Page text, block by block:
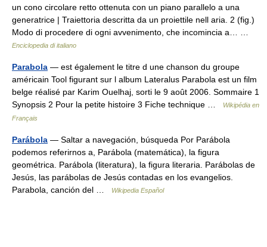
un cono circolare retto ottenuta con un piano parallelo a una
generatrice | Traiettoria descritta da un proiettile nell aria. 2 (fig.)
Modo di procedere di ogni avvenimento, che incomincia a… …
Enciclopedia di italiano
Parabola — est également le titre d une chanson du groupe
américain Tool figurant sur l album Lateralus Parabola est un film
belge réalisé par Karim Ouelhaj, sorti le 9 août 2006. Sommaire 1
Synopsis 2 Pour la petite histoire 3 Fiche technique …
Wikipédia en
Français
Parábola — Saltar a navegación, búsqueda Por Parábola
podemos referirnos a, Parábola (matemática), la figura
geométrica. Parábola (literatura), la figura literaria. Parábolas de
Jesús, las parábolas de Jesús contadas en los evangelios.
Parabola, canción del …
Wikipedia Español